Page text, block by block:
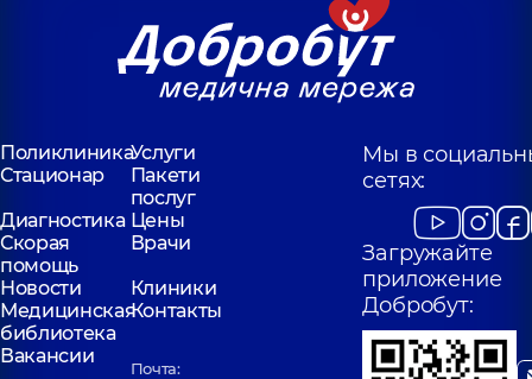
ПоликлиникаУслуги
Стационар
Пакети
послуг
Диагностика Цены
Скорая
помощь
Врачи
Новости
Клиники
Медицинская
библиотека
Контакты
Вакансии
Почта:
Мы в
сетях:
Загружайте
приложение
Добробут: